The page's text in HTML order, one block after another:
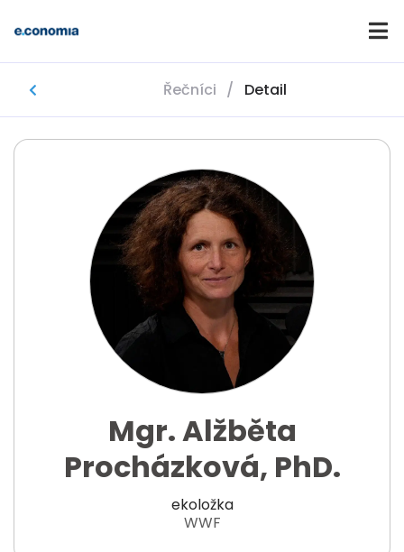
Řečníci / Detail
Mgr. Alžběta
Procházková, PhD.
ekoložka
WWF